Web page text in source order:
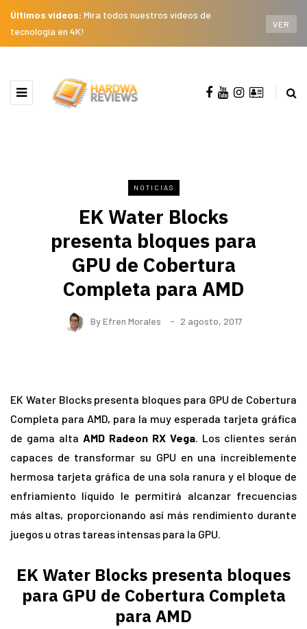
Últimos videos: Mira todos nuestros videos de
tecnología en 4K!
VER
NOTICIAS
EK Water Blocks
presenta bloques para
GPU de Cobertura
Completa para AMD
ByEfren Morales 2 agosto, 2017
EK Water Blocks presenta bloques para GPU de Cobertura
Completa para AMD, para la muy esperada tarjeta gráfica
de gama alta AMD Radeon RX Vega. Los clientes serán
capaces de transformar su GPU en una increíblemente
hermosa tarjeta gráfica de una sola ranura y el bloque de
enfriamiento líquido le permitirá alcanzar frecuencias
más altas, proporcionando así más rendimiento durante
juegos u otras tareas intensas para la GPU.
EK Water Blocks presenta bloques
para GPU de Cobertura Completa
para AMD